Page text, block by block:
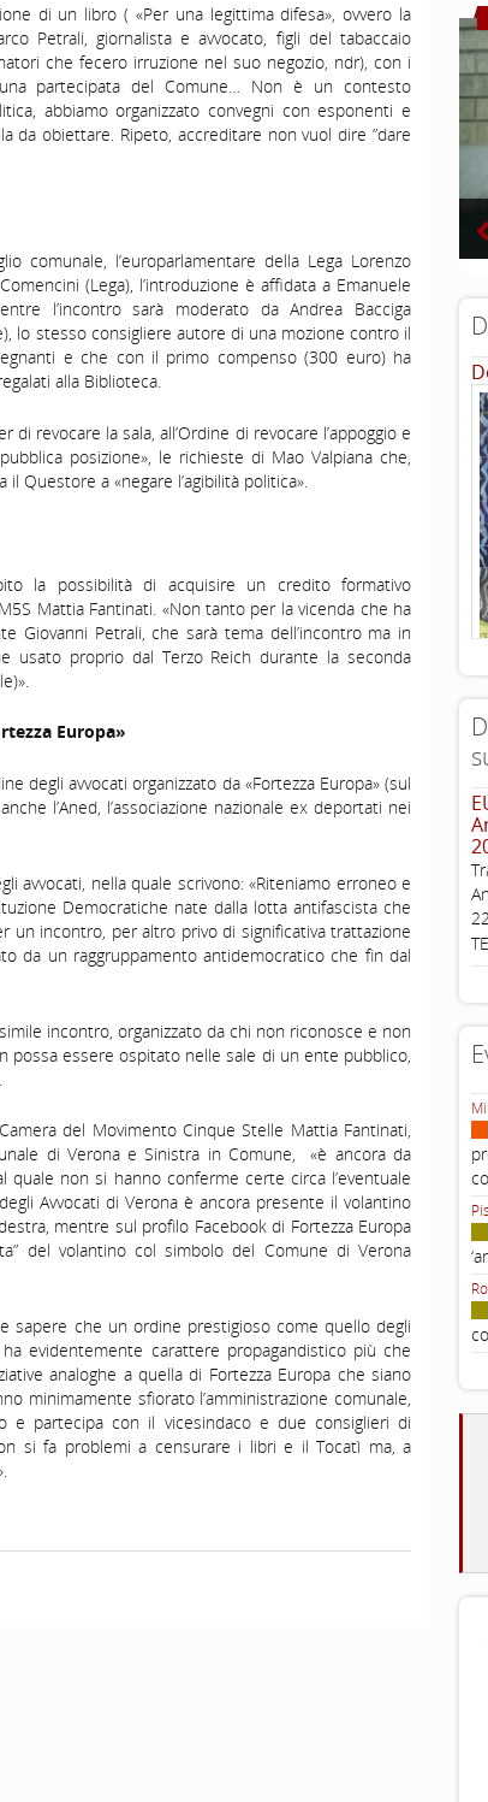
di un libro ( «Per una legittima difesa», ovvero la
Petrali, giornalista e avvocato, figli del tabaccaio
che fecero irruzione nel suo negozio, ndr), con i
partecipata del Comune… Non è un contesto
abbiamo organizzato convegni con esponenti e
da obiettare. Ripeto, accreditare non vuol dire ”dare
comunale, l’europarlamentare della Lega Lorenzo
(Lega), l’introduzione è affidata a Emanuele
l’incontro sarà moderato da Andrea Bacciga
lo stesso consigliere autore di una mozione contro il
e che con il primo compenso (300 euro) ha
alla Biblioteca.
di revocare la sala, all’Ordine di revocare l’appoggio e
posizione», le richieste di Mao Valpiana che,
Questore a «negare l’agibilità politica».
la possibilità di acquisire un credito formativo
Mattia Fantinati. «Non tanto per la vicenda che ha
Giovanni Petrali, che sarà tema dell’incontro ma in
usato proprio dal Terzo Reich durante la seconda
Europa»
degli avvocati organizzato da «Fortezza Europa» (sul
l’Aned, l’associazione nazionale ex deportati nei
avvocati, nella quale scrivono: «Riteniamo erroneo e
Democratiche nate dalla lotta antifascista che
incontro, per altro privo di significativa trattazione
da un raggruppamento antidemocratico che fin dal
incontro, organizzato da chi non riconosce e non
possa essere ospitato nelle sale di un ente pubblico,
del Movimento Cinque Stelle Mattia Fantinati,
di Verona e Sinistra in Comune, «è ancora da
non si hanno conferme certe circa l’eventuale
Avvocati di Verona è ancora presente il volantino
mentre sul profilo Facebook di Fortezza Europa
del volantino col simbolo del Comune di Verona
sapere che un ordine prestigioso come quello degli
evidentemente carattere propagandistico più che
analoghe a quella di Fortezza Europa che siano
minimamente sfiorato l’amministrazione comunale,
e partecipa con il vicesindaco e due consiglieri di
si fa problemi a censurare i libri e il Tocatì ma, a
...